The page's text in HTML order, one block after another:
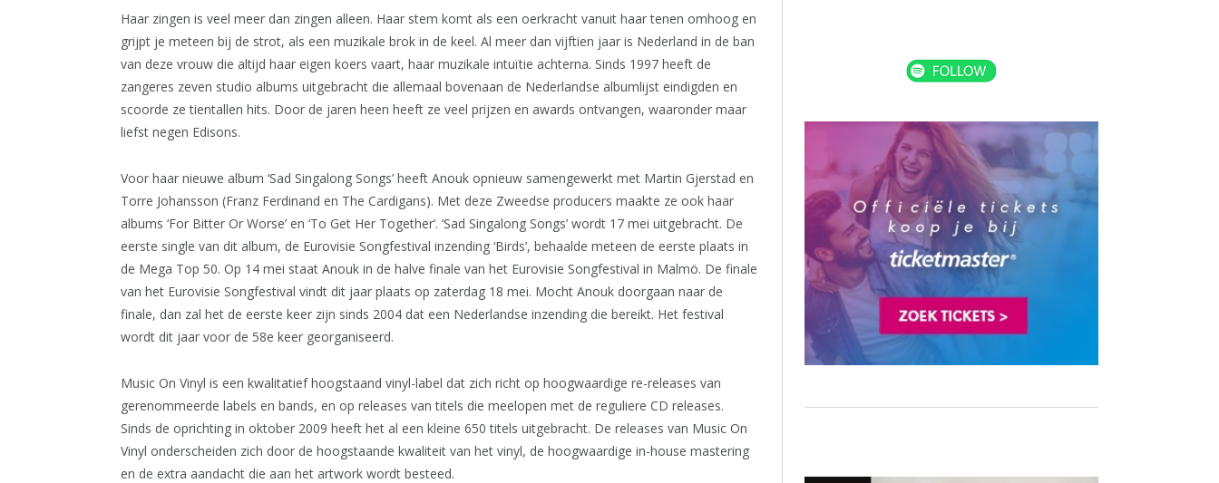
Haar zingen is veel meer dan zingen alleen. Haar stem komt als een oerkracht vanuit haar tenen omhoog en
grijpt je meteen bij de strot, als een muzikale brok in de keel. Al meer dan vijftien jaar is Nederland in de ban
van deze vrouw die altijd haar eigen koers vaart, haar muzikale intuïtie achterna. Sinds 1997 heeft de
zangeres zeven studio albums uitgebracht die allemaal bovenaan de Nederlandse albumlijst eindigden en
scoorde ze tientallen hits. Door de jaren heen heeft ze veel prijzen en awards ontvangen, waaronder maar
liefst negen Edisons.
Voor haar nieuwe album ‘Sad Singalong Songs’ heeft Anouk opnieuw samengewerkt met Martin Gjerstad en
Torre Johansson (Franz Ferdinand en The Cardigans). Met deze Zweedse producers maakte ze ook haar
albums ‘For Bitter Or Worse’ en ‘To Get Her Together’. ‘Sad Singalong Songs’ wordt 17 mei uitgebracht. De
eerste single van dit album, de Eurovisie Songfestival inzending ‘Birds’, behaalde meteen de eerste plaats in
de Mega Top 50. Op 14 mei staat Anouk in de halve finale van het Eurovisie Songfestival in Malmö. De finale
van het Eurovisie Songfestival vindt dit jaar plaats op zaterdag 18 mei. Mocht Anouk doorgaan naar de
finale, dan zal het de eerste keer zijn sinds 2004 dat een Nederlandse inzending die bereikt. Het festival
wordt dit jaar voor de 58e keer georganiseerd.
Music On Vinyl is een kwalitatief hoogstaand vinyl-label dat zich richt op hoogwaardige re-releases van
gerenommeerde labels en bands, en op releases van titels die meelopen met de reguliere CD releases.
Sinds de oprichting in oktober 2009 heeft het al een kleine 650 titels uitgebracht. De releases van Music On
Vinyl onderscheiden zich door de hoogstaande kwaliteit van het vinyl, de hoogwaardige in-house mastering
en de extra aandacht die aan het artwork wordt besteed.